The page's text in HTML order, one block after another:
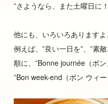
”さようなら、また土曜日に
他にも、いろいろありますよ
例えば、”良い一日を”、”素
順に、”Bonne journée（ボン
”Bon week-end（ボン ウィー